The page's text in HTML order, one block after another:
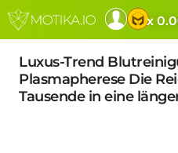
x
Luxus-Trend
Plasmapherese Die
Tausende in eine